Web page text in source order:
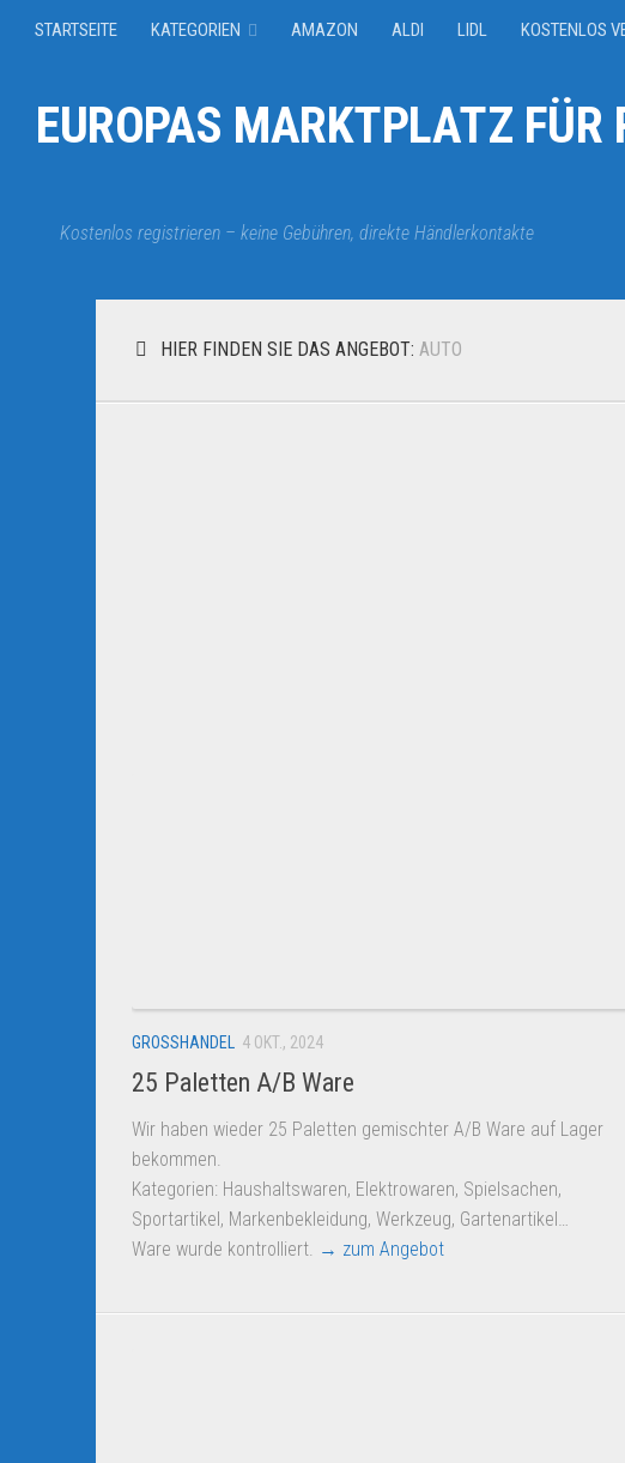
STARTSEITE KATEGORIEN AMAZON ALDI LIDL KOSTENLOS
EUROPAS MARKTPLATZ FÜR
Kostenlos registrieren – keine Gebühren, direkte Händlerkontakte
HIER FINDEN SIE DAS ANGEBOT: AUTO
GROSSHANDEL 4 OKT., 2024
25 Paletten A/B Ware
Wir haben wieder 25 Paletten gemischter A/B Ware auf Lager
bekommen.
Kategorien: Haushaltswaren, Elektrowaren, Spielsachen,
Sportartikel, Markenbekleidung, Werkzeug, Gartenartikel…
Ware wurde kontrolliert. → zum Angebot